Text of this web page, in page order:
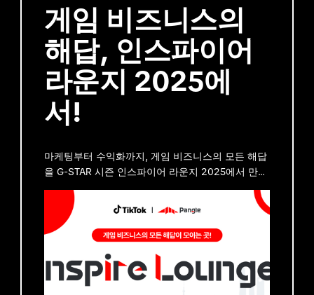
게임 비즈니스의
해답, 인스파이어
라운지 2025에
서!
마케팅부터 수익화까지, 게임 비즈니스의 모든 해답
을 G-STAR 시즌 인스파이어 라운지 2025에서 만나
보세요!